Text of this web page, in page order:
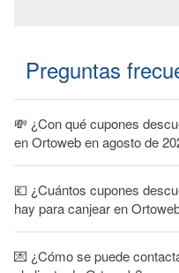
Preguntas
💸 ¿Con qué cupones
en Ortoweb en agosto de
💶 ¿Cuántos cupones
hay para canjear en
💌 ¿Cómo se puede